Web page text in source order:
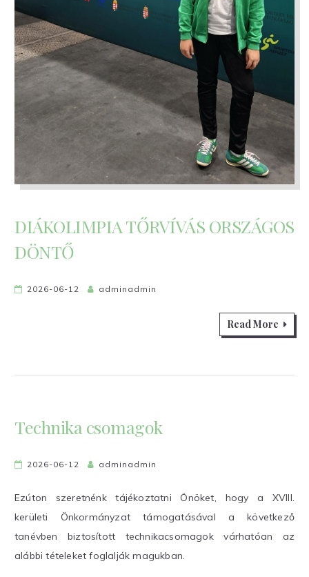
DIÁKOLIMPIA TŐRVÍVÁS ORSZÁGOS
DÖNTŐ
2026-06-12 adminadmin
Read More
Technika csomagok
2026-06-12 adminadmin
Ezúton szeretnénk tájékoztatni Önöket, hogy a XVIII.
kerületi Önkormányzat támogatásával a következő
tanévben biztosított technikacsomagok várhatóan az
alábbi tételeket foglalják magukban.